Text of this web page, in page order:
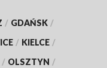
/ GDAŃSK /
/ KIELCE /
/ OLSZTYN /